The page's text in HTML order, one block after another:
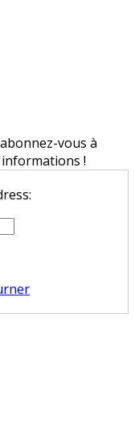
vous à
!